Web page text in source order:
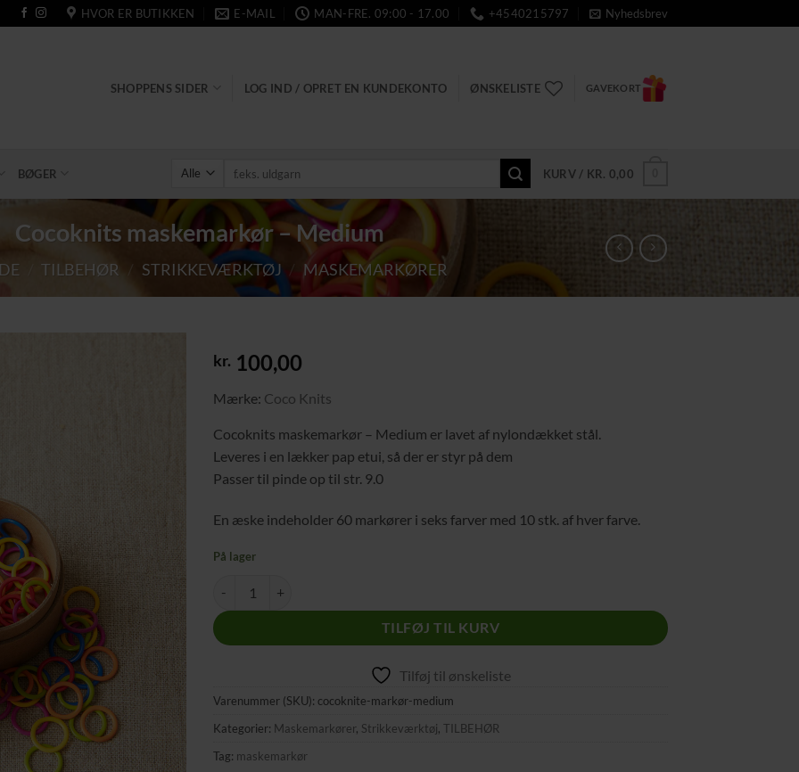
HVOR ER BUTIKKEN E-MAIL MAN-FRE. 09:00 - 17.00 +4540215797 Nyhedsbrev
SHOPPENS SIDER LOG IND / OPRET EN KUNDEKONTO ØNSKELISTE GAVEKORT
BØGER
Søg
KURV / KR. 0,00
Cocoknits maskemarkør – Medium
TILBEHØR STRIKKEVÆRKTØJ / MASKEMARKØRER
kr. 100,00
Mærke: Coco Knits
Cocoknits maskemarkør – Medium er lavet af nylondækket stål.
Leveres i en lækker pap etui, så der er styr på dem
Passer til pinde op til str. 9.0
En æske indeholder 60 markører i seks farver med 10 stk. af hver farve.
På lager
TILFØJ TIL KURV
Tilføj til ønskeliste
Varenummer (SKU): cocoknite-markør-medium
Kategorier: Maskemarkører, Strikkeværktøj, TILBEHØR
Tag: maskemarkør